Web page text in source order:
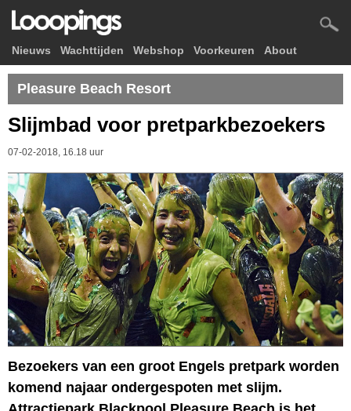
Nieuws Wachttijden Webshop Voorkeuren About
Pleasure Beach Resort
Slijmbad voor pretparkbezoekers
07-02-2018, 16.18 uur
Bezoekers van een groot Engels pretpark worden
komend najaar ondergespoten met slijm.